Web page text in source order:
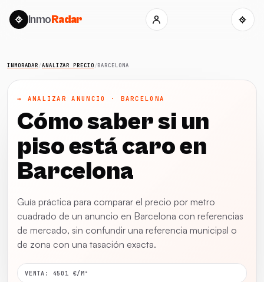
InmoRadar
INMORADAR/ANALIZAR PRECIO/BARCELONA
→ ANALIZAR ANUNCIO · BARCELONA
Cómo saber si un
piso está caro en
Barcelona
Guía práctica para comparar el precio por metro
cuadrado de un anuncio en Barcelona con referencias
de mercado, sin confundir una referencia municipal o
de zona con una tasación exacta.
VENTA: 4501 €/M²